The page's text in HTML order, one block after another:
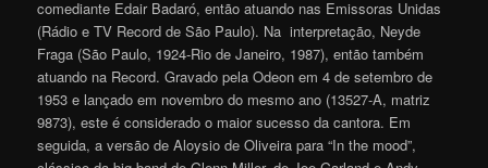
comediante Edair Badaró, então atuando nas Emissoras Unidas
(Rádio e TV Record de São Paulo). Na interpretação, Neyde
Fraga (São Paulo, 1924-Rio de Janeiro, 1987), então também
atuando na Record. Gravado pela Odeon em 4 de setembro de
1953 e lançado em novembro do mesmo ano (13527-A, matriz
9873), este é considerado o maior sucesso da cantora. Em
seguida, a versão de Aloysio de Oliveira para “In the mood”,